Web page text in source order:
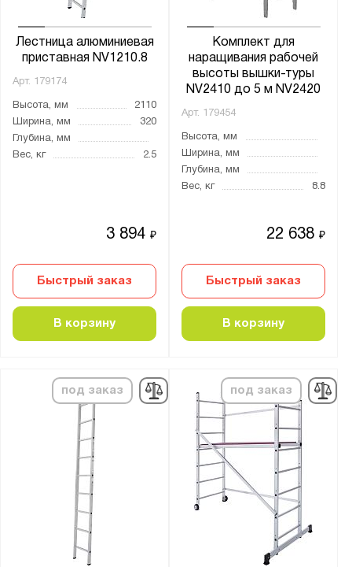
Лестница алюминиевая
приставная NV1210.8
Арт. 179174
Высота, мм
2110
Ширина, мм
320
Глубина, мм
Вес, кг
2.5
3 894₽
Быстрый заказ
В корзину
Комплект для
наращивания рабочей
высоты вышки-туры
NV2410 до 5 м NV2420
Арт. 179454
Высота, мм
Ширина, мм
Глубина, мм
Вес, кг
8.8
22 638₽
Быстрый заказ
В корзину
под заказ под заказ
4х5
4х5-2х5+2х6
7
12
13
17
18
19
20
21
22
23
24